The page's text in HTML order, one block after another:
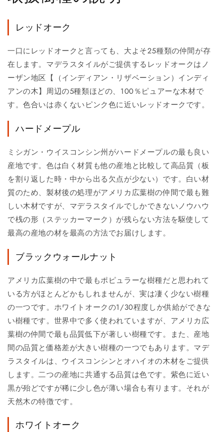
レッドオーク
一口にレッドオークと言っても、大よそ25種類の仲間が存
在します。マデラスタイルがご提供するレッドオークはノ
ーザン地区【（インディアン・リザベーション）インディ
アンの木】周辺の5種類ほどの、100％ピュアーな木材で
す。色合いは赤くないピンク色に近いレッドオークです。
ハードメープル
ミシガン・ウイスコンシン州がハードメープルの最も良い
産地です。色は白く材質も他の産地と比較して高品質（板
を割り返した時・中から出る欠点が少ない）です。白い材
質のため、製材後の処理がアメリカ広葉樹の仲間で最も難
しい木材ですが、マデラスタイルでしかできないノウハウ
で桟の形（ステッカーマーク）が残らない方法を駆使して
最高の産地の材を最高の方法でお届けします。
ブラックウォールナット
アメリカ広葉樹の中で最もポピュラーな樹種だと思われて
いる方がほとんどかもしれませんが、実は凄く少ない樹種
の一つです。ホワイトオークの1/30程度しか供給ができな
い樹種です。世界中で多く使われていますが、アメリカ広
葉樹の仲間で最も品質低下が著しい樹種です。また、産地
間の品質と価格差が大きい樹種の一つでもあります。マデ
ラスタイルは、ウイスコンシンとオハイオの木材をご提供
します。二つの産地に共通する品質は色です。紫色に近い
黒が殆どですが稀に少し色が薄い場合も有ります。それが
天然木の特徴です。
ホワイトオーク